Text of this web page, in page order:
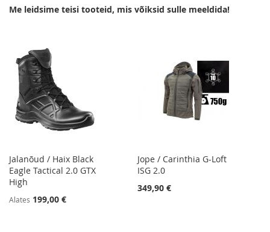
Me leidsime teisi tooteid, mis võiksid sulle meeldida!
Jalanõud / Haix Black
Eagle Tactical 2.0 GTX
High
Alates 199,00 €
Jope / Carinthia G-Loft
ISG 2.0
349,90 €